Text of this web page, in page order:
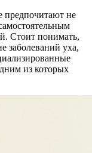
предпочитают не
Стоит понимать,
заболеваний уха,
из которых